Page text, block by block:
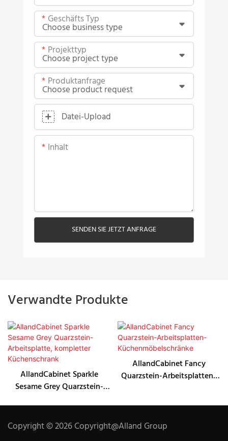
Geschäfts Typ
Projekttyp
Produktanfrage
Datei-Upload
Inhalt
SENDEN SIE JETZT ANFRAGE
Verwandte Produkte
AllandCabinet Sparkle
Sesame Grey Quarzstein-
AllandCabinet Fancy
Quarzstein-Arbeitsplatten-
Copyright © 2026 Copyright@Alland Group